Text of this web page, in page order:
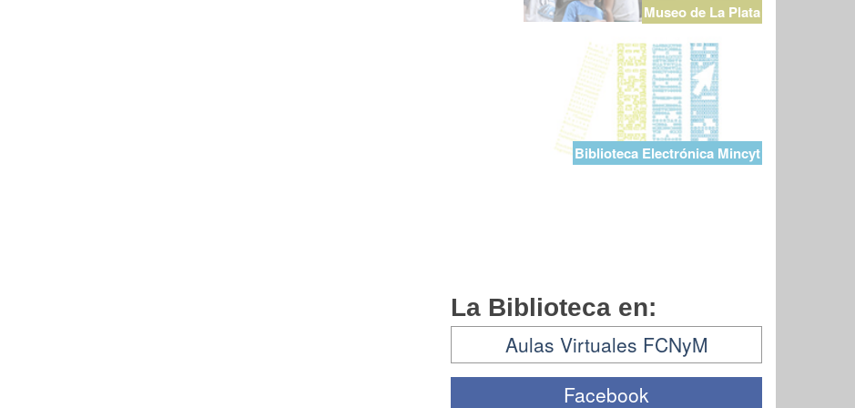
Museo de La Plata
Biblioteca Electrónica Mincyt
La Biblioteca en:
Aulas Virtuales FCNyM
Facebook